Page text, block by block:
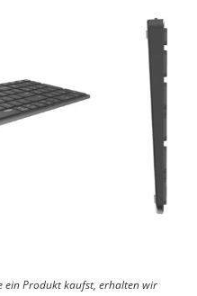
ein Produkt kaufst, erhalten wir